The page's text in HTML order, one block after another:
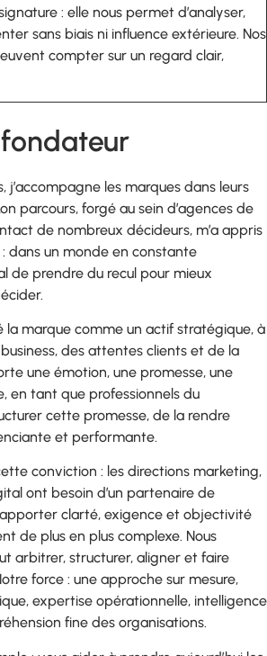
: elle nous permet d’analyser,
sans biais ni influence extérieure. Nos
compter sur un regard clair,
j’accompagne les marques dans leurs
parcours, forgé au sein d’agences de
de nombreux décideurs, m’a appris
dans un monde en constante
de prendre du recul pour mieux
la marque comme un actif stratégique, à
des attentes clients et de la
une émotion, une promesse, une
en tant que professionnels du
cette promesse, de la rendre
et performante.
conviction : les directions marketing,
ont besoin d’un partenaire de
clarté, exigence et objectivité
de plus en plus complexe. Nous
arbitrer, structurer, aligner et faire
force : une approche sur mesure,
expertise opérationnelle, intelligence
fine des organisations.